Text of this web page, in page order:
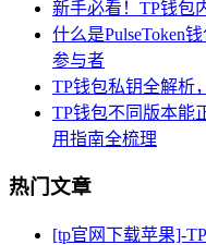
新手必看！TP钱包
什么是PulseToken
参与者
TP钱包私钥全解析
TP钱包不同版本能
用指南全梳理
热门文章
[tp官网下载苹果]-